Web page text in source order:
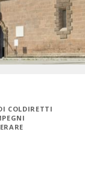
COLDIRETTI